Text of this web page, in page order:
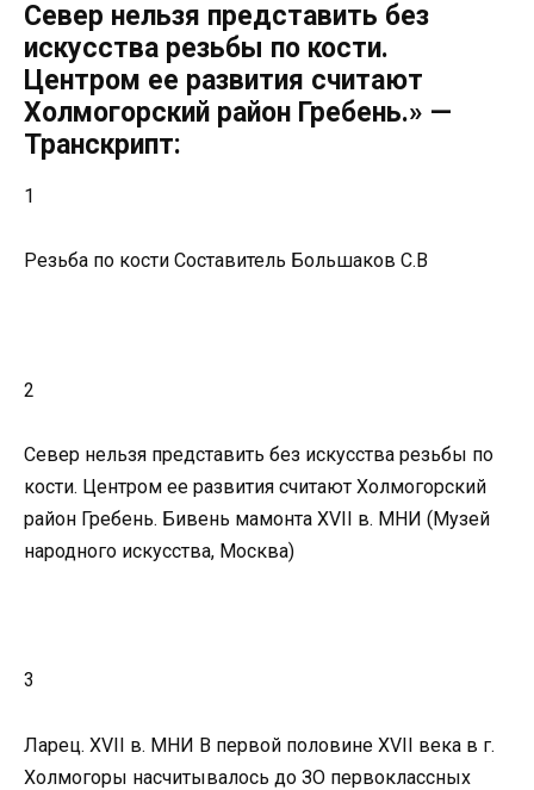
Север нельзя представить без
искусства резьбы по кости.
Центром ее развития считают
Холмогорский район Гребень.» —
Транскрипт:
1
Резьба по кости Составитель Большаков С.В
2
Север нельзя представить без искусства резьбы по
кости. Центром ее развития считают Холмогорский
район Гребень. Бивень мамонта XVII в. МНИ (Музей
народного искусства, Москва)
3
Ларец. XVII в. МНИ В первой половине ХVII века в г.
Холмогоры насчитывалось до ЗО первоклассных